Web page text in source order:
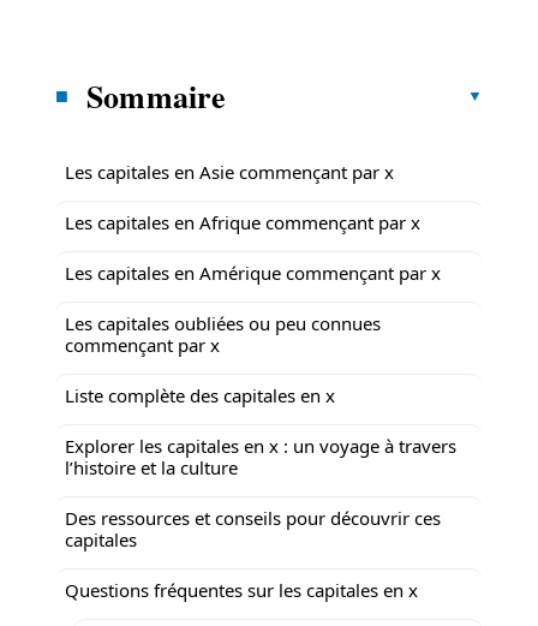
Sommaire
Les capitales en Asie commençant par x
Les capitales en Afrique commençant par x
Les capitales en Amérique commençant par x
Les capitales oubliées ou peu connues
commençant par x
Liste complète des capitales en x
Explorer les capitales en x : un voyage à travers
l’histoire et la culture
Des ressources et conseils pour découvrir ces
capitales
Questions fréquentes sur les capitales en x